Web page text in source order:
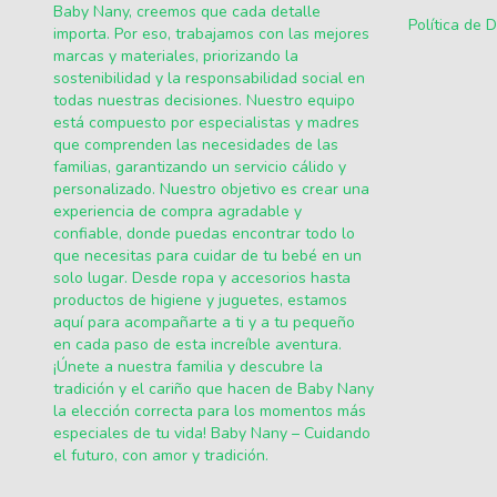
Baby Nany, creemos que cada detalle
importa. Por eso, trabajamos con las mejores
marcas y materiales, priorizando la
sostenibilidad y la responsabilidad social en
todas nuestras decisiones. Nuestro equipo
está compuesto por especialistas y madres
que comprenden las necesidades de las
familias, garantizando un servicio cálido y
personalizado. Nuestro objetivo es crear una
experiencia de compra agradable y
confiable, donde puedas encontrar todo lo
que necesitas para cuidar de tu bebé en un
solo lugar. Desde ropa y accesorios hasta
productos de higiene y juguetes, estamos
aquí para acompañarte a ti y a tu pequeño
en cada paso de esta increíble aventura.
¡Únete a nuestra familia y descubre la
tradición y el cariño que hacen de Baby Nany
la elección correcta para los momentos más
especiales de tu vida! Baby Nany – Cuidando
el futuro, con amor y tradición.
Política de